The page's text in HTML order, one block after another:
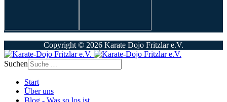
Copyright © 2026 Karate Dojo Fritzlar e.V.
Suchen
Start
Über uns